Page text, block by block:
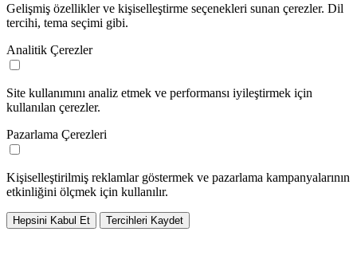
Gelişmiş özellikler ve kişiselleştirme seçenekleri sunan çerezler. Dil
tercihi, tema seçimi gibi.
Analitik Çerezler
Site kullanımını analiz etmek ve performansı iyileştirmek için
kullanılan çerezler.
Pazarlama Çerezleri
Kişiselleştirilmiş reklamlar göstermek ve pazarlama kampanyalarının
etkinliğini ölçmek için kullanılır.
Hepsini Kabul Et Tercihleri Kaydet